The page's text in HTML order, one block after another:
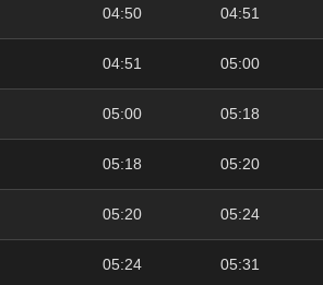
04:50 04:51
04:51 05:00
05:00 05:18
05:18 05:20
05:20 05:24
05:24 05:31